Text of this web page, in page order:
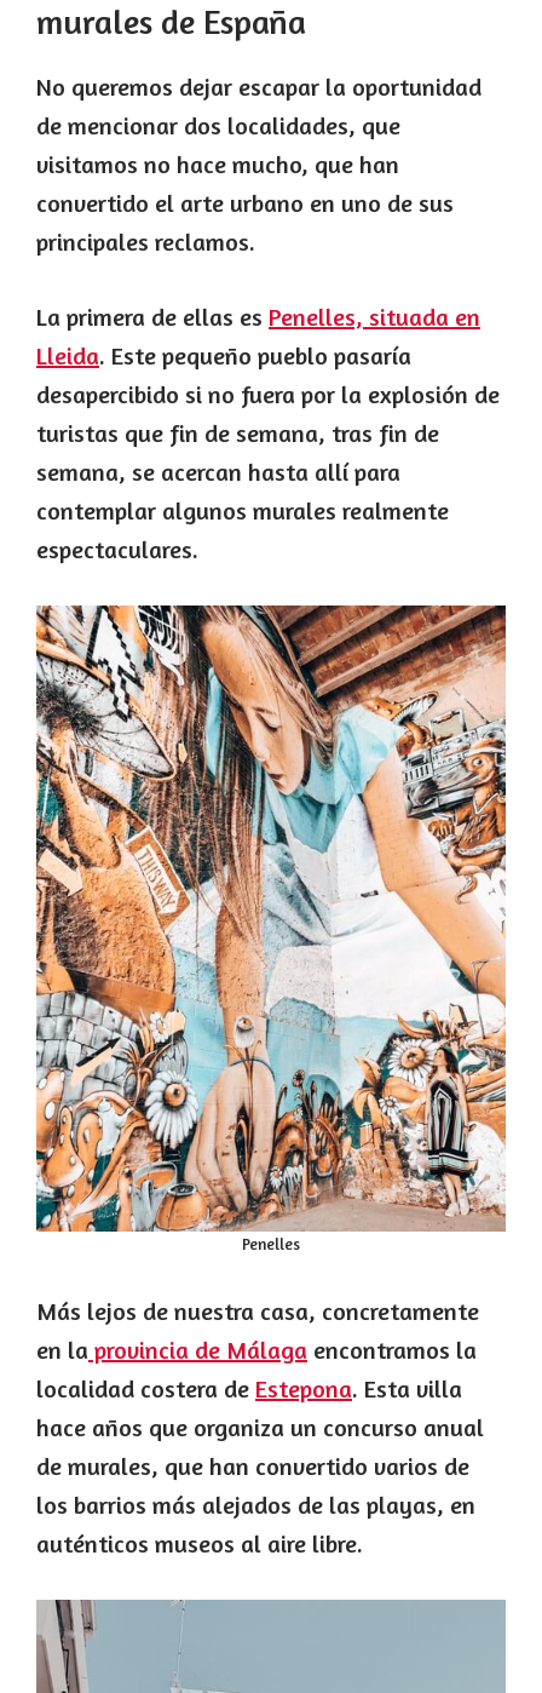
murales de España
No queremos dejar escapar la oportunidad
de mencionar dos localidades, que
visitamos no hace mucho, que han
convertido el arte urbano en uno de sus
principales reclamos.
La primera de ellas es Penelles, situada en
Lleida. Este pequeño pueblo pasaría
desapercibido si no fuera por la explosión de
turistas que fin de semana, tras fin de
semana, se acercan hasta allí para
contemplar algunos murales realmente
espectaculares.
Penelles
Más lejos de nuestra casa, concretamente
en la provincia de Málaga encontramos la
localidad costera de Estepona. Esta villa
hace años que organiza un concurso anual
de murales, que han convertido varios de
los barrios más alejados de las playas, en
auténticos museos al aire libre.